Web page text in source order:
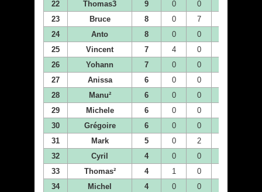
22
Thomas3 9 0 0
23
Bruce 8 0 7
24
Anto 8 0 0
25
Vincent 7 4 0
26
Yohann 7 0 0
27
Anissa 6 0 0
28
Manu² 6 0 0
29
Michele 6 0 0
30
Grégoire 6 0 0
31
Mark 5 0 2
32
Cyril 4 0 0
33
Thomas² 4 1 0
34
Michel 4 0 0